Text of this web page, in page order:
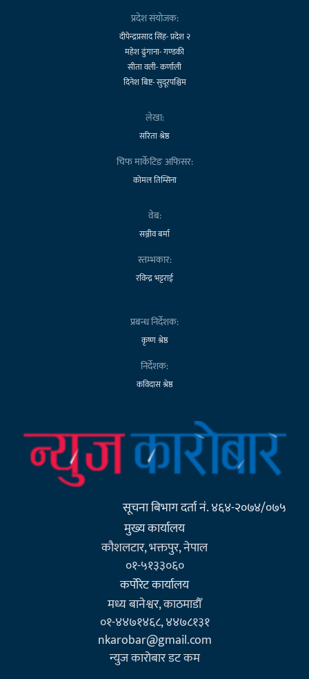
प्रदेश संयोजक:
दीपेन्द्रप्रसाद सिंह- प्रदेश २
महेश ढुंगाना- गण्डकी
सीता वली- कर्णाली
दिनेश बिष्ट- सुदूरपश्चिम
लेखा:
सरिता श्रेष्ठ
चिफ मार्केटिङ अफिसर:
कोमल तिम्सिना
वेब:
सञ्जीव बर्मा
स्तम्भकार:
रविन्द्र भट्टराई
प्रबन्ध निर्देशक:
कृष्ण श्रेष्ठ
निर्देशक:
कविदास श्रेष्ठ
सूचना बिभाग दर्ता नं. ४६४-२०७४/०७५
मुख्य कार्यालय
कौशलटार, भक्तपुर, नेपाल
०१-५१३३०६०
कर्पाेरेट कार्यालय
मध्य बानेश्वर, काठमाडौँ
०१-४४७१४६८, ४४७८१३१
nkarobar@gmail.com
न्युज कारोबार डट कम